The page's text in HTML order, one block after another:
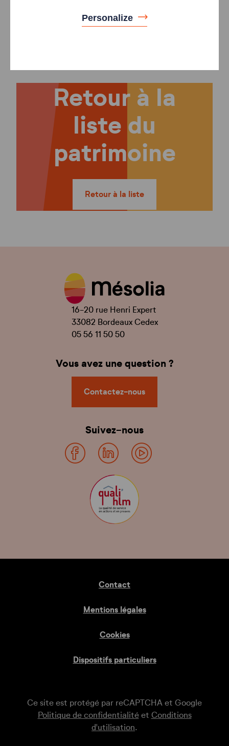
Logement T4 10
Retour à la
liste du
patrimoine
Retour à la liste
16-20 rue Henri Expert
33082 Bordeaux Cedex
05 56 11 50 50
Vous avez une question ?
Contactez-nous
Suivez-nous
Contact
Mentions légales
Cookies
Dispositifs particuliers
Ce site est protégé par reCAPTCHA et Google
Politique de confidentialitéet Conditions
d'utilisation.
Personalize